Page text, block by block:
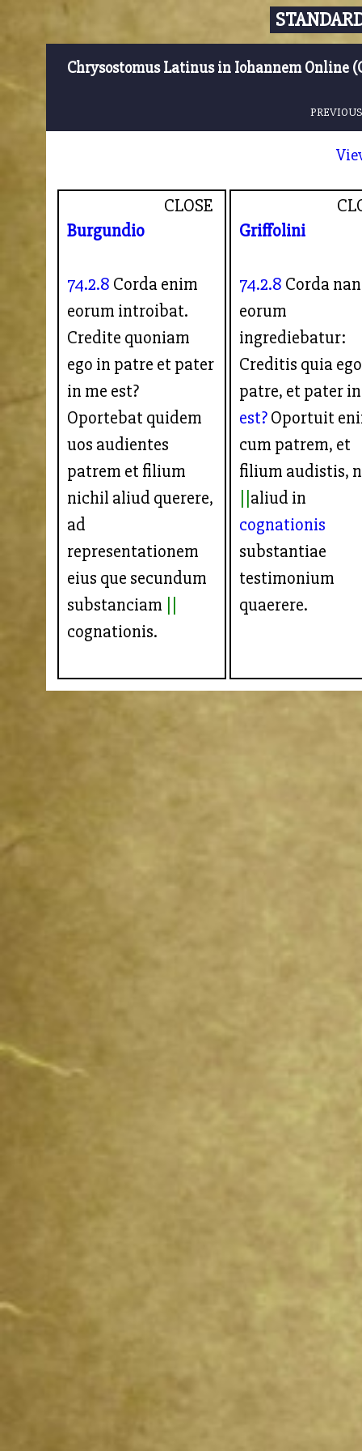
Chrysostomus Latinus in Iohannem Online
CLOSE
Burgundio
74.2.8 Corda enim
eorum introibat.
Credite quoniam
ego in patre et pater
in me est?
Oportebat quidem
uos audientes
patrem et filium
nichil aliud querere,
ad
representationem
eius que secundum
substanciam
cognationis.
Griffolini
74.2.8 Corda
eorum
ingrediebatur:
Creditis quia
patre, et pater
est?Oportuit
cum patrem, et
filium audistis,
aliud in
cognationis
substantiae
testimonium
quaerere.